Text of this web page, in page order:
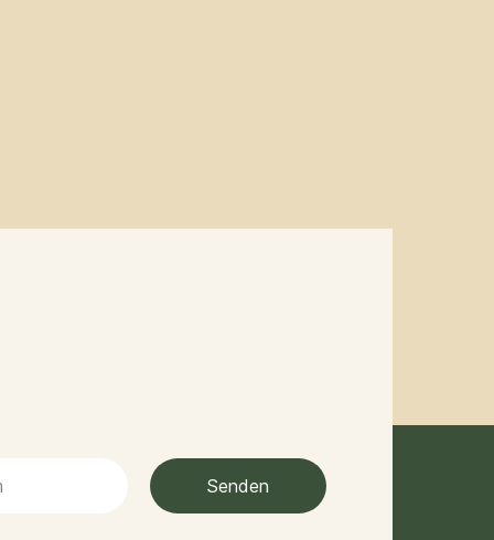
Senden